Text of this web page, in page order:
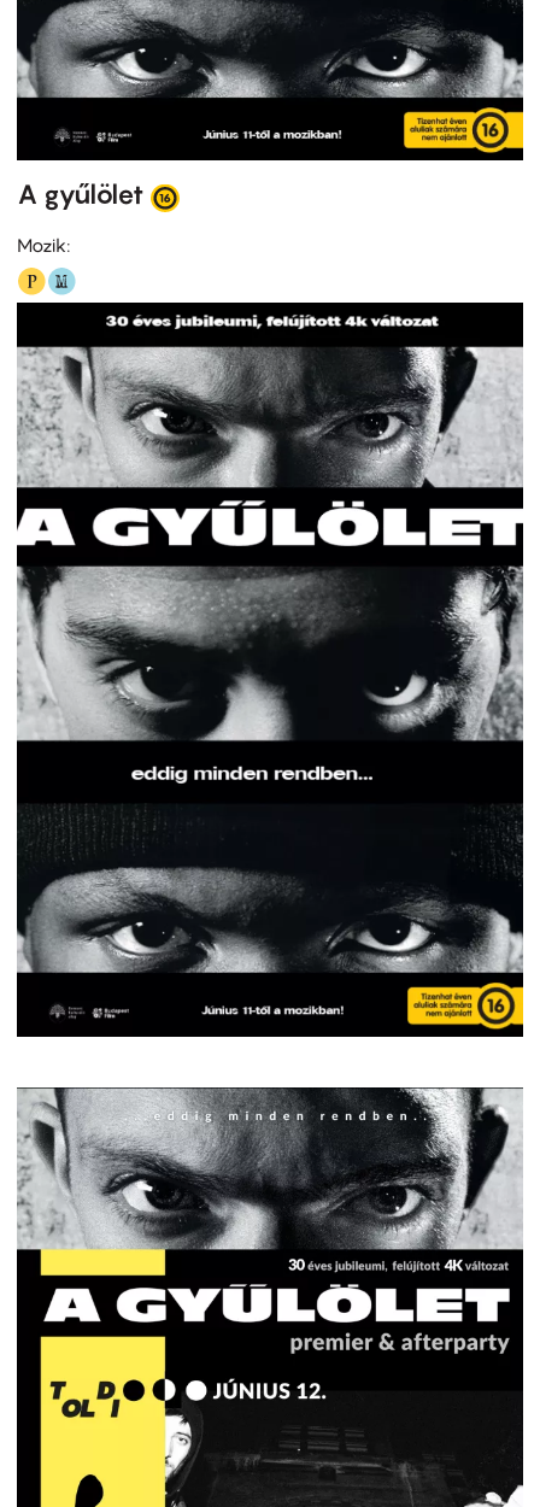
A gyűlölet
Mozik: